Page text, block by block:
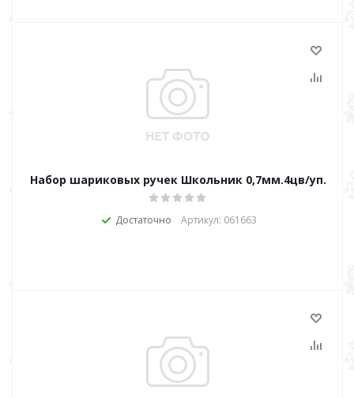
Набор шариковых ручек Школьник 0,7мм.4цв/уп.
Достаточно Артикул: 061663